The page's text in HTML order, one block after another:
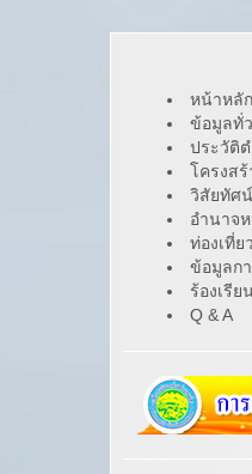
หน้าหลัก
ข้อมูลทั่
ประวัติ
โครงสร้
วิสัยทัศน์
อำนาจ
ท่องเที่
ข้อมูลก
ร้องเรียน
Q & A